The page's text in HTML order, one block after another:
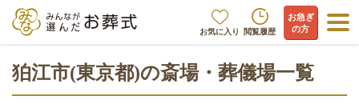
お気に入り 閲覧履歴
お急ぎ
の方
狛江市(東京都)の斎場・葬儀場一覧